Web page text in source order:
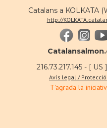
Catalans a KOLKATA
http://
216.73.217.145 - [ US
Avís legal /
T'agrada la